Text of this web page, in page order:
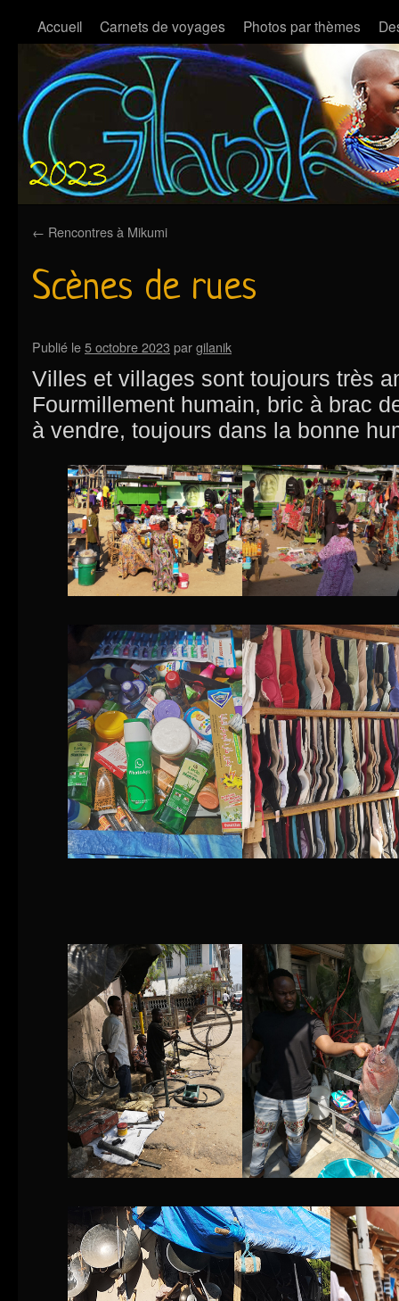
Accueil Carnets de voyages Photos par thèmes
← Rencontres à Mikumi
Scènes de rues
Publié le5 octobre 2023 pargilanik
Villes et villages sont toujours très
Fourmillement humain, bric à brac
à vendre, toujours dans la bonne